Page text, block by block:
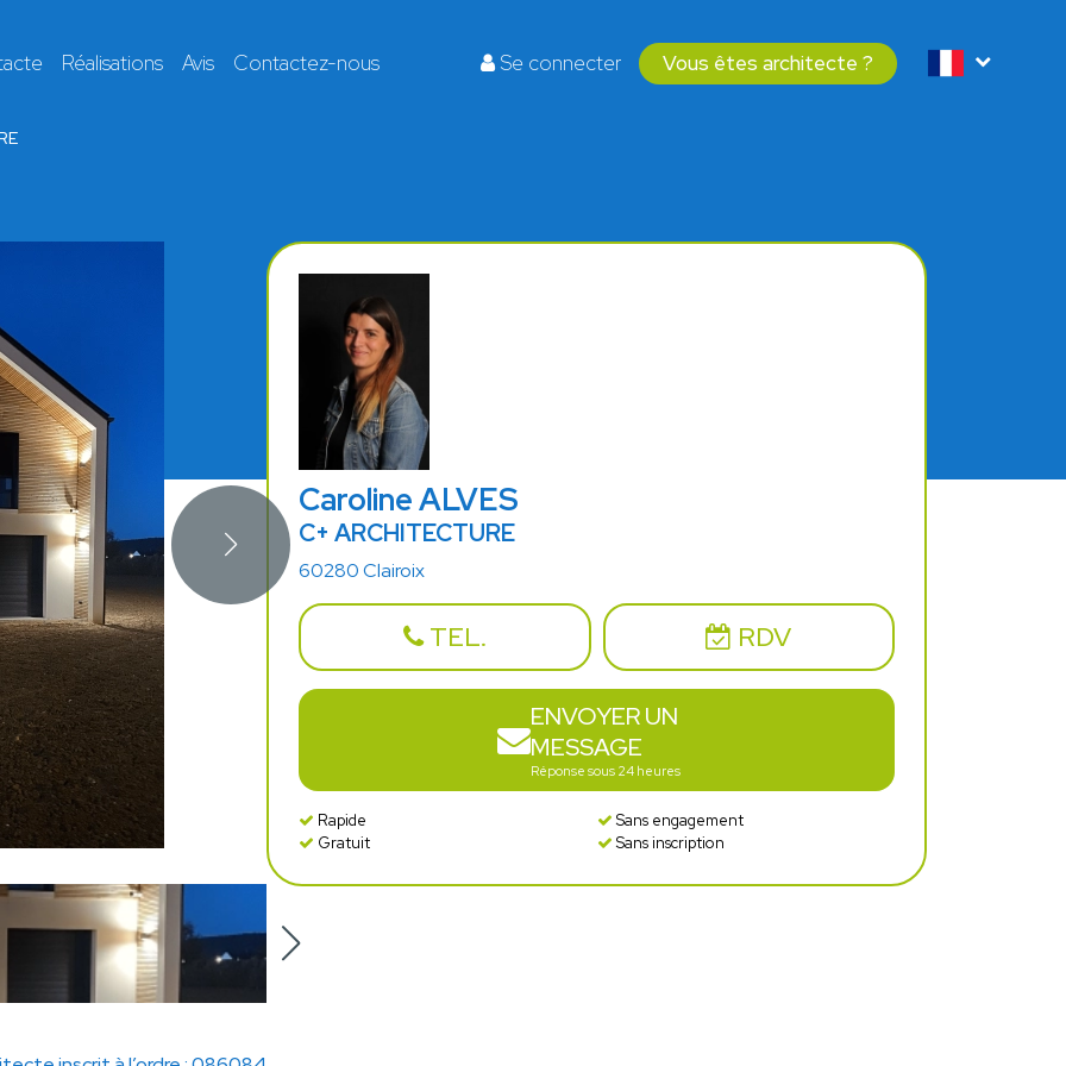
Réalisations Avis Contactez-nous Se connecter Vous êtes architecte ?
Caroline ALVES
C+ ARCHITECTURE
60280 Clairoix
TEL. RDV
ENVOYER UN
MESSAGE
Réponse sous 24 heures
Rapide
Sans engagement
Gratuit
Sans inscription